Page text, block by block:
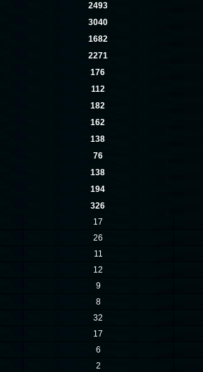
2493
3040
1682
2271
176
112
182
162
138
76
138
194
326
17
26
11
12
9
8
32
17
6
2